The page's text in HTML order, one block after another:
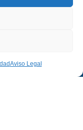
Aviso Legal